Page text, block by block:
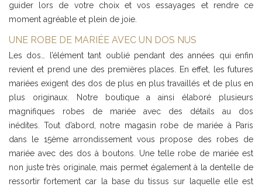
guider lors de votre choix et vos essayages et rendre ce
moment agréable et plein de joie.
UNE ROBE DE MARIÉE AVEC UN DOS NUS
Les dos… l’élément tant oublié pendant des années qui enfin
revient et prend une des premières places. En effet, les futures
mariées exigent des dos de plus en plus travaillés et de plus en
plus originaux. Notre boutique a ainsi élaboré plusieurs
magnifiques robes de mariée avec des détails au dos
inédites. Tout d’abord, notre magasin robe de mariée à Paris
dans le 15ème arrondissement vous propose des robes de
mariée avec des dos à boutons. Une telle robe de mariée est
non juste très originale, mais permet également à la dentelle de
ressortir fortement car la base du tissus sur laquelle elle est